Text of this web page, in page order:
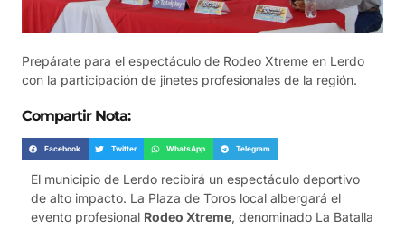
Prepárate para el espectáculo de Rodeo Xtreme en Lerdo
con la participación de jinetes profesionales de la región.
Compartir Nota:
Facebook Twitter WhatsApp Telegram
El municipio de Lerdo recibirá un espectáculo deportivo
de alto impacto. La Plaza de Toros local albergará el
evento profesional Rodeo Xtreme, denominado La Batalla